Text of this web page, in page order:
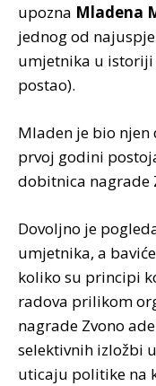
upozna Mladena
jednog od
umjetnika u istoriji
postao).
Mladen je bio
prvoj godini
dobitnica nagrade
Dovoljno je
umjetnika, a
koliko su principi
radova prilikom
nagrade Zvono
selektivnih izložbi
uticaju politike na